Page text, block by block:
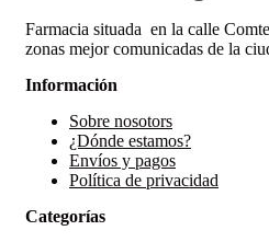
Farmacia situada en la calle
zonas mejor comunicadas de la
Información
Sobre nosotors
¿Dónde estamos?
Envíos y pagos
Política de privacidad
Categorías